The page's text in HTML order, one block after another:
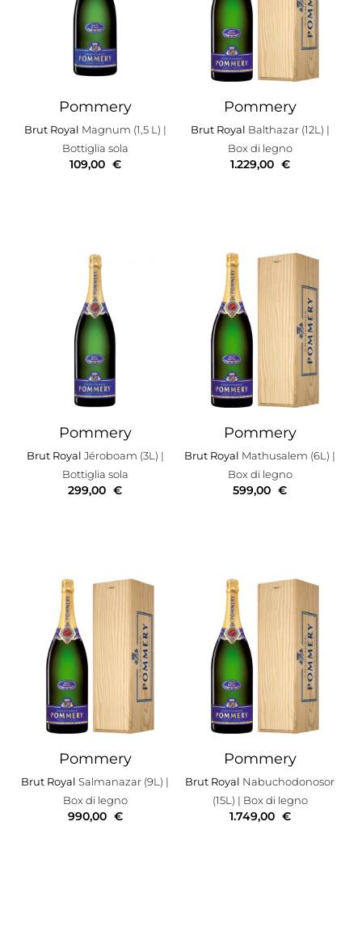
Pommery
Brut Royal Magnum (1,5 L) |
Bottiglia sola
109,00 €
Pommery
Brut Royal Balthazar (12L) |
Box di legno
1.229,00 €
Pommery
Brut Royal Jéroboam (3L) |
Bottiglia sola
299,00 €
Pommery
Brut Royal Mathusalem (6L) |
Box di legno
599,00 €
Pommery
Brut RoyalSalmanazar (9L) |
Box di legno
990,00 €
Pommery
Brut Royal Nabuchodonosor
(15L) | Box di legno
1.749,00 €